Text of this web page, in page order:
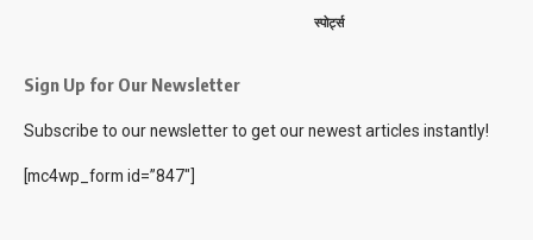
स्पोर्ट्स
Sign Up for Our Newsletter
Subscribe to our newsletter to get our newest articles instantly!
[mc4wp_form id=”847″]